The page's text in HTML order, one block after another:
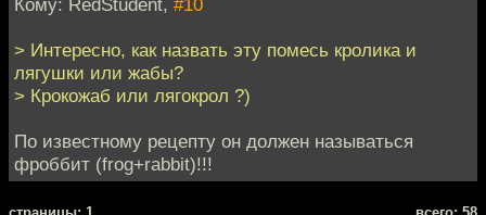
Кому: RedStudent, #10
> Интересно, как назвать эту помесь кролика и
лягушки или жабы?
> Крокожаб или лягокрол ?)
По известному рецепту он должен называться
фроббит (frog+rabbit)!!!